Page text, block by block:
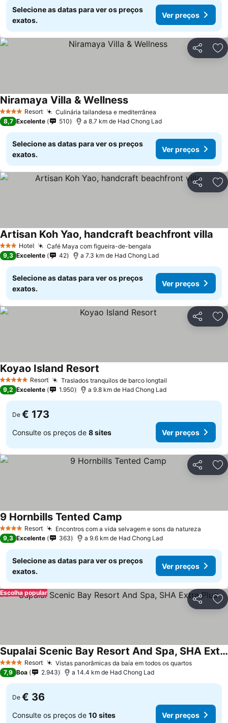
Selecione as datas para ver os preços
exatos.
Ver preços
Partilhar
4 EstrelasResort Culinária tailandesa e mediterrânea
Niramaya Villa & WellnessVer preços
8,7 Excelente 510 a 8.7 km de Had Chong Lad
Selecione as datas para ver os preços
exatos.
Ver preços
Partilhar
3 EstrelasHotel Café Maya com figueira-de-bengala
Artisan Koh Yao, handcraft beachfront villa
9,3 Excelente 42 a 7.3 km de Had Chong Lad
Selecione as datas para ver os preços
exatos.
Ver preços
Partilhar
5 Estrelas Resort Traslados tranquilos de barco longtail
Koyao Island Resort
9,2 Excelente 1.950 a 9.8 km de Had Chong Lad
De € 173
Consulte os preços de 8 sites Ver preços
Partilhar
4 EstrelasResort Encontros com a vida selvagem e sons da natureza
9 Hornbills Tented Camp
9,3 Excelente 363 a 9.6 km de Had Chong Lad
Selecione as datas para ver os preços
exatos.
Ver preços
Partilhar
Escolha popular
4 EstrelasResort Vistas panorâmicas da baía em todos os quartosVer
Supalai Scenic Bay Resort And Spa, SHA Extra Plus
Ver preços
7,9 Boa 2.943 a 14.4 km de Had Chong Lad
De € 36
Consulte os preços de 10 sites Ver preços